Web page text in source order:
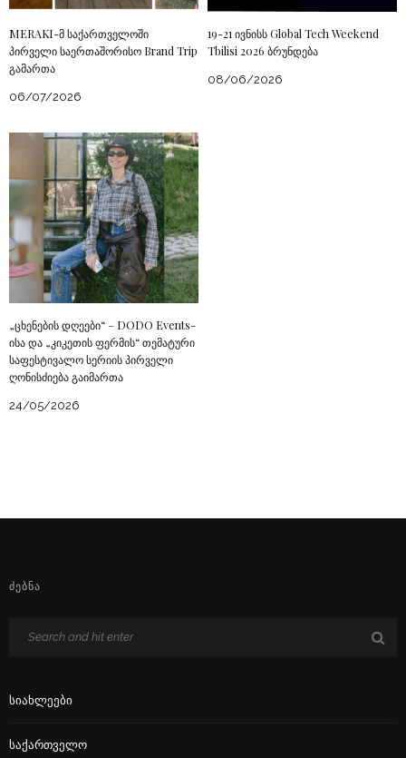
MERAKI-მ საქართველოში
პირველი საერთაშორისო Brand Trip
გამართა
06/07/2026
19-21 ივნისს Global Tech Weekend
Tbilisi 2026 ბრუნდება
08/06/2026
„ცხენების დღეები“ – DODO Events-
ისა და „კიკეთის ფერმის“ თემატური
საფესტივალო სერიის პირველი
ღონისძიება გაიმართა
24/05/2026
ᲫᲔᲑᲜᲐ
Სიახლეები
Საქართველო